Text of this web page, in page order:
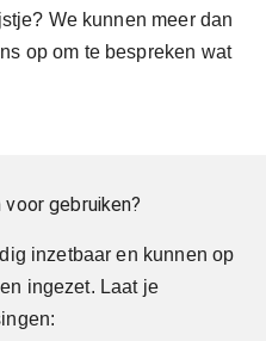
We kunnen meer dan
op om te bespreken wat
gebruiken?
inzetbaar en kunnen op
ingezet. Laat je